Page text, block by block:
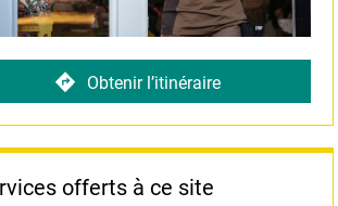
Obtenir l’itinéraire
offerts à ce site